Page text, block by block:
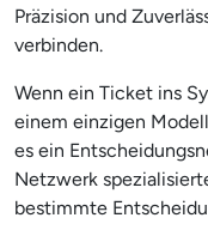
Präzision und
verbinden.
Wenn ein Ticket ins
einem einzigen
es ein
Netzwerk
bestimmte